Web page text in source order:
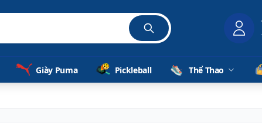
Giày Puma Pickleball Thể Thao